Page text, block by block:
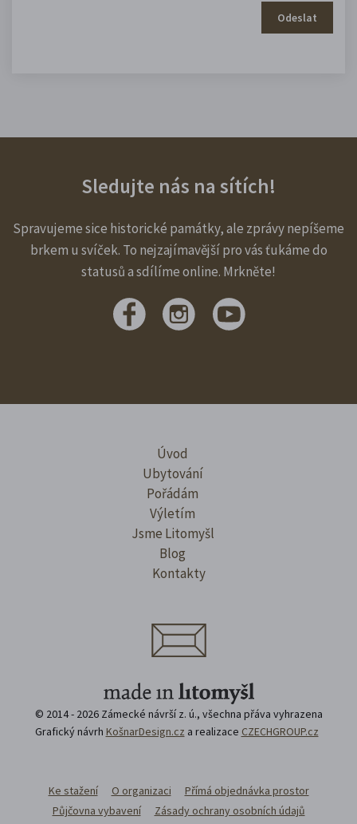
Odeslat
Sledujte nás na sítích!
Spravujeme sice historické památky, ale zprávy nepíšeme
brkem u svíček. To nejzajímavější pro vás ťukáme do
statusů a sdílíme online. Mrkněte!
Úvod
Ubytování
Pořádám
Výletím
Jsme Litomyšl
Blog
Kontakty
© 2014 - 2026 Zámecké návrší z. ú., všechna přáva vyhrazena
Grafický návrh KošnarDesign.cz a realizace CZECHGROUP.cz
Ke stažení O organizaci
Přímá objednávka prostor
Půjčovna vybavení
Zásady ochrany osobních údajů